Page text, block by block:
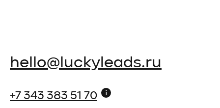
hello@luckyleads.ru
+7 343 383 51 70